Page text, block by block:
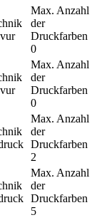
Max. Anzahl
der
Druckfarben
0
Max. Anzahl
der
Druckfarben
0
Max. Anzahl
der
Druckfarben
2
Max. Anzahl
der
Druckfarben
5